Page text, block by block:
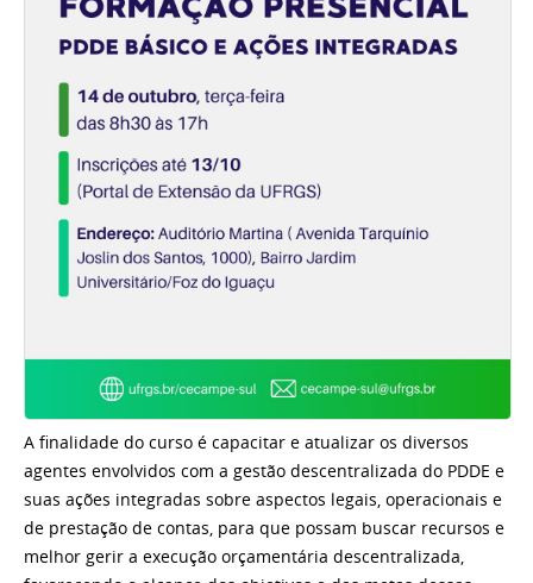
A finalidade do curso é capacitar e atualizar os diversos
agentes envolvidos com a gestão descentralizada do PDDE e
suas ações integradas sobre aspectos legais, operacionais e
de prestação de contas, para que possam buscar recursos e
melhor gerir a execução orçamentária descentralizada,